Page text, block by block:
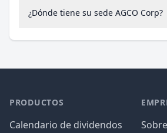
¿Dónde tiene su sede AGCO Corp?
PRODUCTOS
Calendario de dividendos